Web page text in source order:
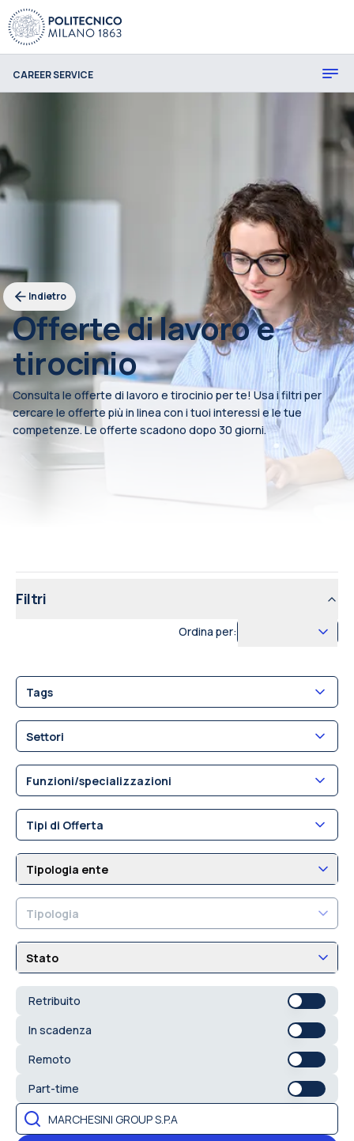
CAREER SERVICE
Indietro
Offerte di lavoro e
tirocinio
Consulta le offerte di lavoro e tirocinio per te! Usa i filtri per
cercare le offerte più in linea con i tuoi interessi e le tue
competenze. Le offerte scadono dopo 30 giorni.
Filtri
Ordina per:
Tags
Settori
Funzioni/specializzazioni
Tipi di Offerta
Tipologia ente
Tipologia
Stato
Retribuito
In scadenza
Remoto
Part-time